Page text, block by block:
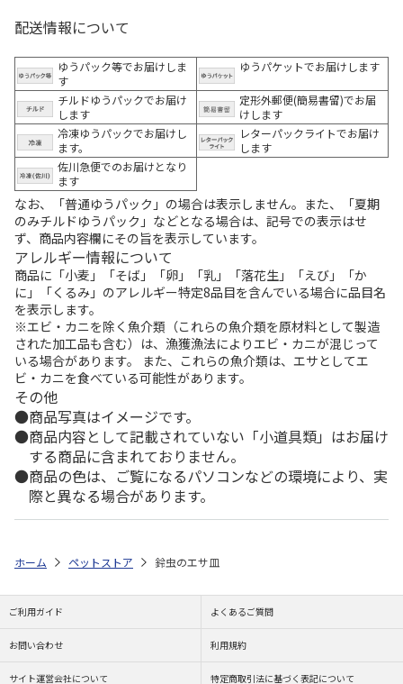
配送情報について
ゆうパック等でお届けしま
す
ゆうパケットでお届けします
チルドゆうパックでお届け
します
定形外郵便(簡易書留)でお届
けします
冷凍ゆうパックでお届けし
ます。
レターパックライトでお届け
します
佐川急便でのお届けとなり
ます
なお、「普通ゆうパック」の場合は表示しません。また、「夏期
のみチルドゆうパック」などとなる場合は、記号での表示はせ
ず、商品内容欄にその旨を表示しています。
アレルギー情報について
商品に「小麦」「そば」「卵」「乳」「落花生」「えび」「か
に」「くるみ」のアレルギー特定8品目を含んでいる場合に品目名
を表示します。
※エビ・カニを除く魚介類（これらの魚介類を原材料として製造
された加工品も含む）は、漁獲漁法によりエビ・カニが混じって
いる場合があります。 また、これらの魚介類は、エサとしてエ
ビ・カニを食べている可能性があります。
その他
商品写真はイメージです。
商品内容として記載されていない「小道具類」はお届け
する商品に含まれておりません。
商品の色は、ご覧になるパソコンなどの環境により、実
際と異なる場合があります。
ホーム ペットストア 鈴虫のエサ皿
ご利用ガイド よくあるご質問
お問い合わせ 利用規約
サイト運営会社について 特定商取引法に基づく表記について